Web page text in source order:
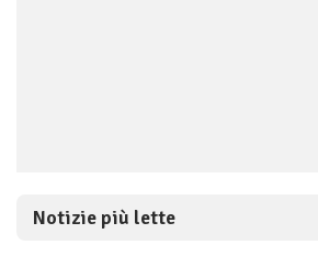
Notizie più lette